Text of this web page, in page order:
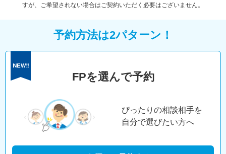
すが、ご希望されない場合はご契約いただく必要はございません。
予約方法は2パターン！
FPを選んで予約
ぴったりの相談相手を
自分で選びたい方へ